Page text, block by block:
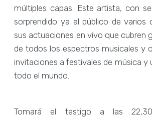
múltiples capas. Este artista, con
sorprendido ya al público de varios
sus actuaciones en vivo que cubren
de todos los espectros musicales y
invitaciones a festivales de música y
todo el mundo.
Tomará el testigo a las